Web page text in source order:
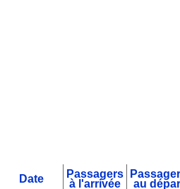
Date
Passagers
à l'arrivée
au